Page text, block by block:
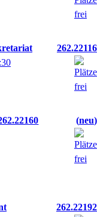
262.22116
neu
262.22192